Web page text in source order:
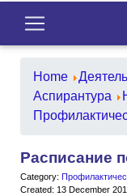
Home
Аспирантура
Расписание
Category:
Created: 13 December